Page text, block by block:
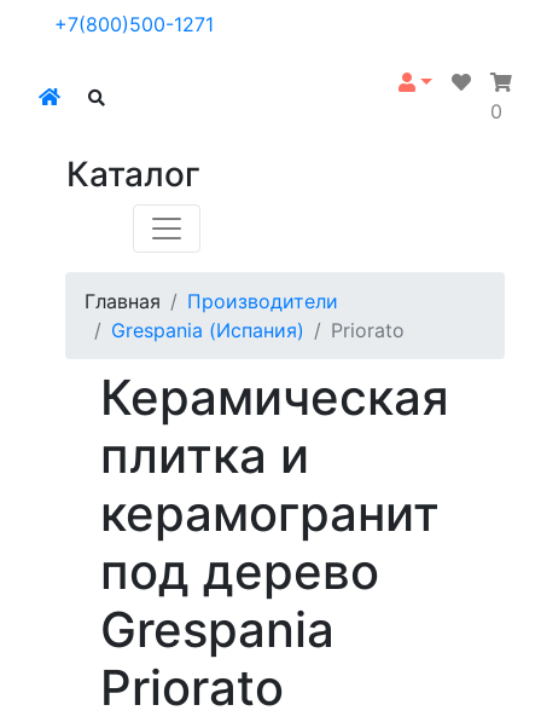
+7(800)500-1271
0
Каталог
Главная
Производители
Grespania (Испания)
Priorato
Керамическая
плитка и
керамогранит
под дерево
Grespania
Priorato